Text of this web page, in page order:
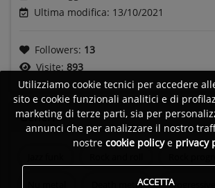
Ultima modifica: 13/10/2021
Followers: 13
Visite: 893
Generi
Death metal Progressive
Utilizziamo cookie tecnici per accedere
sito e cookie funzionali analitici e di
marketing di terze parti, sia per
annunci che per analizzare il nostro
nostre cookie policye privacy
ACCETTA